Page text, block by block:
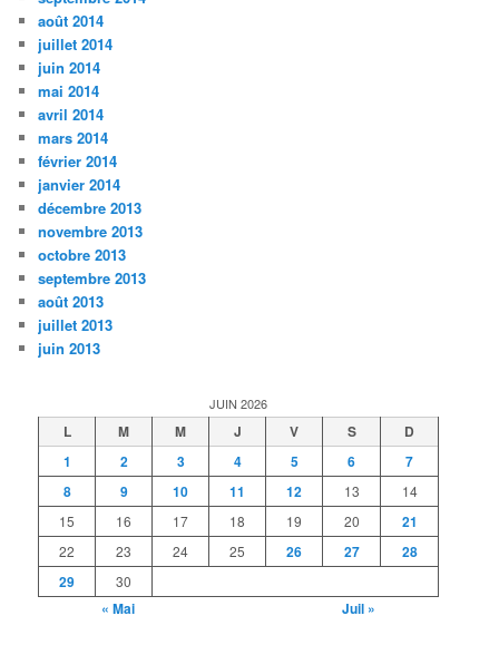
août 2014
juillet 2014
juin 2014
mai 2014
avril 2014
mars 2014
février 2014
janvier 2014
décembre 2013
novembre 2013
octobre 2013
septembre 2013
août 2013
juillet 2013
juin 2013
JUIN 2026
L M M J V S
D
1
2 3 4 5 6
7
8
9 10 11 12 13
14
15
16 17 18 19 20 21
22 23 24 25 26 27
28
29
30
« Mai Juil »